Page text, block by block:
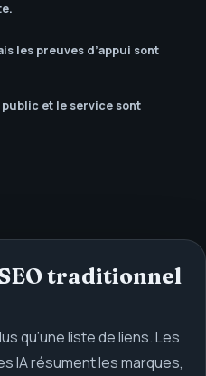
les preuves d’appui sont
et le service sont
traditionnel
qu’une liste de liens. Les
IA résument les marques,